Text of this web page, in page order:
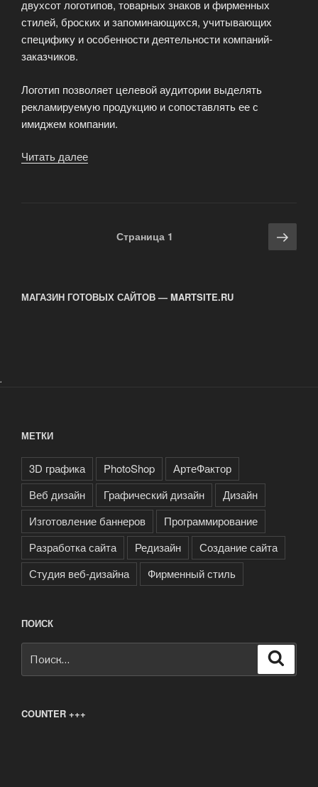
двухсот логотипов, товарных знаков и фирменных
стилей, броских и запоминающихся, учитывающих
специфику и особенности деятельности компаний-
заказчиков.
Логотип позволяет целевой аудитории выделять
рекламируемую продукцию и сопоставлять ее с
имиджем компании.
Читать далее
Страница 1
МАГАЗИН ГОТОВЫХ САЙТОВ — MARTSITE.RU
.
МЕТКИ
3D графика PhotoShop
АртеФактор
Веб дизайн
Графический дизайн
Дизайн
Изготовление баннеров
Программирование
Разработка сайта
Редизайн
Создание сайта
Студия веб-дизайна
Фирменный стиль
ПОИСК
COUNTER +++